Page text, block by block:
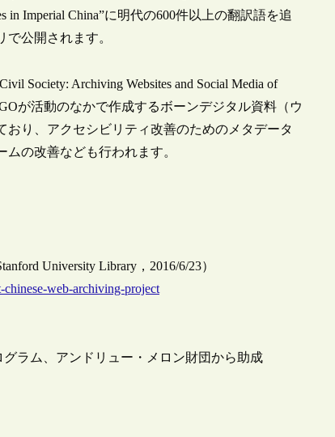
in Imperial China”に明代の600件以上の翻訳語を追
公開されます。
Society: Archiving Websites and Social Media of
が活動のなかで作成するボーンデジタル資料（ウ
り、アクセシビリティ改善のためのメタデータ
の改善なども行われます。
University Library，2016/6/23）
web-archiving-project
ラム、アンドリュー・メロン財団から助成